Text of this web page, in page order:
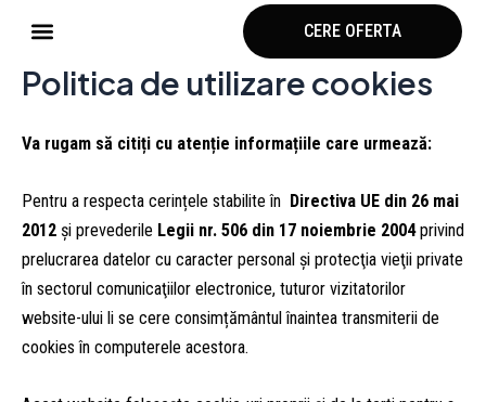
content
Meniu CERE OFERTA
Politica de utilizare cookies
Va rugam să citiți cu atenție informațiile care urmează:
Pentru a respecta cerințele stabilite în Directiva UE din 26 mai
2012 și prevederile Legii nr. 506 din 17 noiembrie 2004privind
prelucrarea datelor cu caracter personal şi protecţia vieţii private
în sectorul comunicaţiilor electronice, tuturor vizitatorilor
website-ului li se cere consimțământul înaintea transmiterii de
cookies în computerele acestora.